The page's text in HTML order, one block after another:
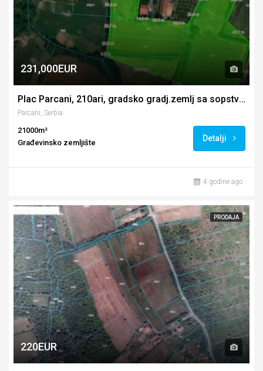
231,000EUR
Plac Parcani, 210ari, gradsko gradj.zemlj sa sopstvenim izvorom
Parcani, Serbia
21000m²
Građevinsko zemljište
Detalji
4 godine ago
PRODAJA
220EUR